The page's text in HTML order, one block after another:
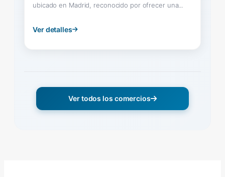
ubicado en Madrid, reconocido por ofrecer una...
Ver detalles
Ver todos los comercios